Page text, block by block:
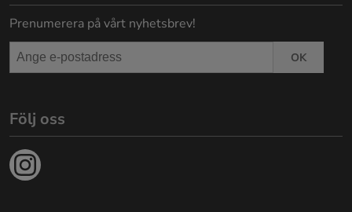
Prenumerera på vårt nyhetsbrev!
OK
Följ oss